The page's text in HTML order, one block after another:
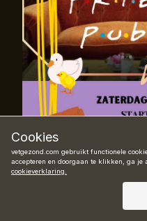
Cookies
vetgezond.com gebruikt functionele
accepteren en doorgaan te klikken, ga je
cookieverklaring.